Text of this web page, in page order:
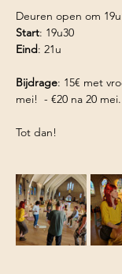
Deuren open om
Start: 19u30
Eind: 21u
Bijdrage: 15€ met
mei!  - €20 na 20 mei.
Tot dan!